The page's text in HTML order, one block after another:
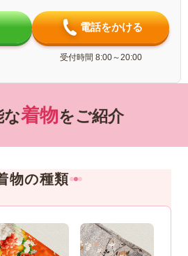
電話をかける
受付時間 8:00～20:00
な着物をご紹介
物の種類